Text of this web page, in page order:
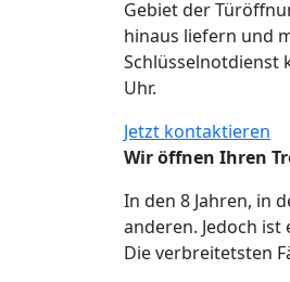
Gebiet der
hinaus liefern und
Schlüsselnotdienst
Uhr.
Jetzt kontaktieren
Wir öffnen Ihren
In den 8 Jahren, in
anderen. Jedoch
Die verbreitetsten